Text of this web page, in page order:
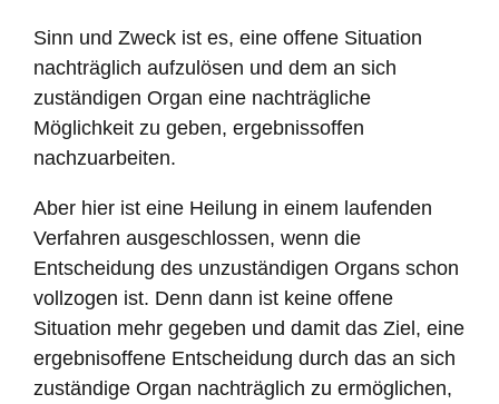
Sinn und Zweck ist es, eine offene Situation
nachträglich aufzulösen und dem an sich
zuständigen Organ eine nachträgliche
Möglichkeit zu geben, ergebnissoffen
nachzuarbeiten.
Aber hier ist eine Heilung in einem laufenden
Verfahren ausgeschlossen, wenn die
Entscheidung des unzuständigen Organs schon
vollzogen ist. Denn dann ist keine offene
Situation mehr gegeben und damit das Ziel, eine
ergebnisoffene Entscheidung durch das an sich
zuständige Organ nachträglich zu ermöglichen,